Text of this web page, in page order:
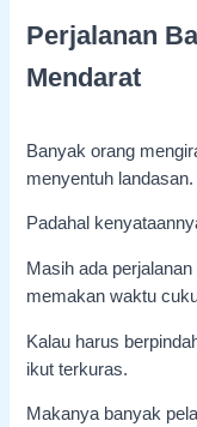
Perjalanan
Mendarat
Banyak orang
menyentuh landasan.
Padahal
Masih ada
memakan waktu
Kalau harus
ikut terkuras.
Makanya banyak